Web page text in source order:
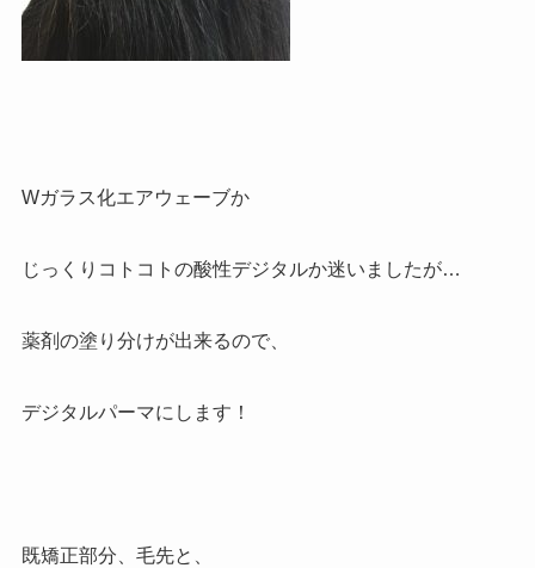
Wガラス化エアウェーブか
じっくりコトコトの酸性デジタルか迷いましたが…
薬剤の塗り分けが出来るので、
デジタルパーマにします！
既矯正部分、毛先と、